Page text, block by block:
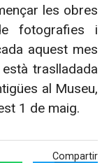
les obres
fotografies i
aquest mes
està traslladada
al Museu,
1 de maig.
Compartir